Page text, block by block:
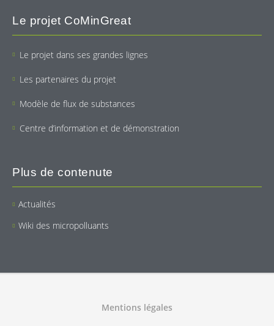
Le projet CoMinGreat
Le projet dans ses grandes lignes
Les partenaires du projet
Modèle de flux de substances
Centre d’information et de démonstration
Plus de contenute
Actualités
Wiki des micropolluants
Mentions légales